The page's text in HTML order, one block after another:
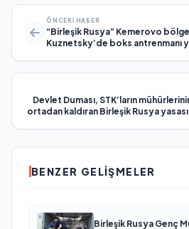
ÖNCEKI HABER
“Birleşik Rusya” Kemerovo
Kuznetsky’de boks antrenmanı
Devlet Duması, STK’ların
ortadan kaldıran Birleşik Rusya
BENZER GELIŞMELER
Birleşik Rusya Genç